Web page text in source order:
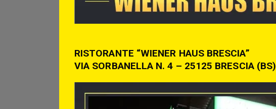
RISTORANTE “WIENER HAUS BRESCIA”
VIA SORBANELLA N. 4 – 25125 BRESCIA (BS)